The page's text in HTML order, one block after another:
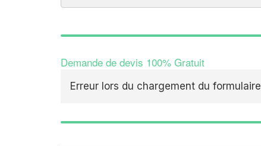
Demande de devis 100% Gratuit
Erreur lors du chargement du formulaire